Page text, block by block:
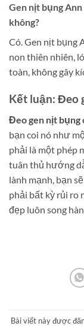
Gen nịt bụng
không?
Có. Gen nịt bụng
non thiên nhiên,
toàn, không gây
Kết luận: Đeo
Đeo gen nịt bụng
bạn coi nó như
phải là một phép
tuân thủ hướng
lành mạnh, bạn
phải bất kỳ rủi ro
đẹp luôn song
Bài viết này được